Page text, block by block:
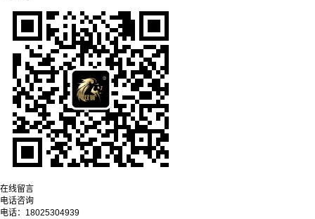
在线留言
电话咨询
电话： 18025304939